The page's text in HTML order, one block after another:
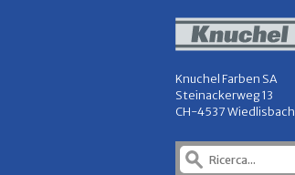
Knuchel Farben SA
Steinackerweg 13
CH-4537 Wiedlisbach